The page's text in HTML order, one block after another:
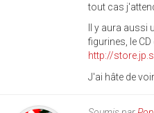
tout cas
Il y aura
figurines, le
http://
J'ai hâte de